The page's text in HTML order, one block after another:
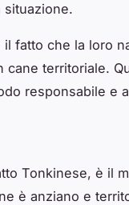
situazione.
fatto che la loro
territoriale.
responsabile e
Tonkinese, è il
è anziano e